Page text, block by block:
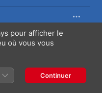
pour afficher le
où vous vous
Continuer